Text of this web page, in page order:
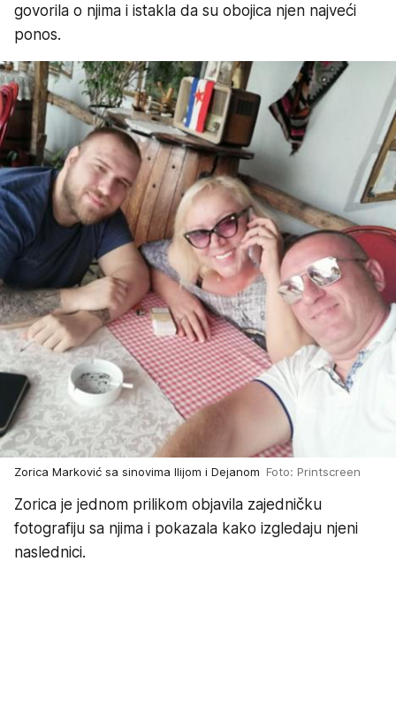
govorila o njima i istakla da su obojica njen najveći
ponos.
Zorica Marković sa sinovima Ilijom i Dejanom Foto: Printscreen
Zorica je jednom prilikom objavila zajedničku
fotografiju sa njima i pokazala kako izgledaju njeni
naslednici.